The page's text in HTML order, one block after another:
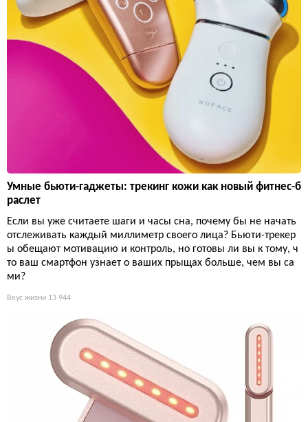
Умные бьюти-гаджеты: трекинг кожи как новый фитнес-б
раслет
Если вы уже считаете шаги и часы сна, почему бы не начать
отслеживать каждый миллиметр своего лица? Бьюти-трекер
ы обещают мотивацию и контроль, но готовы ли вы к тому, ч
то ваш смартфон узнает о ваших прыщах больше, чем вы са
ми?
Вкус жизни 13 944